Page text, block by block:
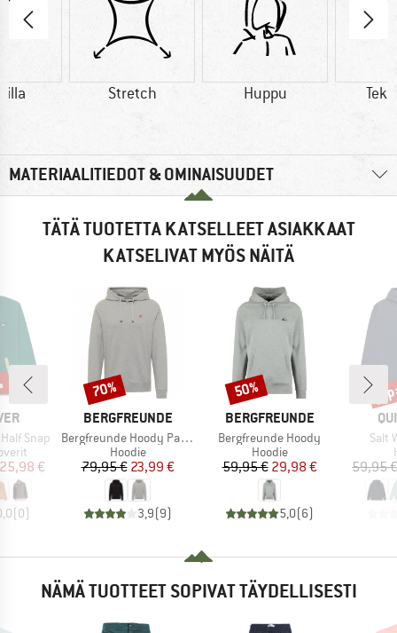
Stretch Huppu
MATERIAALITIEDOT & OMINAISUUDET
TÄTÄ TUOTETTA KATSELLEET ASIAKKAAT
KATSELIVAT MYÖS NÄITÄ
Snap
hinta
€
(0)
MERKKI
BERGFREUNDE
Tuote
Bergfreunde Hoody Patch
Tuoteryhmä
Hoodie
Hinta
79,95 €Alennettu hinta
23,99 €
3,9(9)
Alennus
70%
MERKKI
BERGFREUNDE
Tuote
Bergfreunde Hoody
Tuoteryhmä
Hoodie
Hinta
59,95 €Alennettu hinta
29,98 €
5,0(6)
Alennus
50%
Tuote
Salt
59,95 €
NÄMÄ TUOTTEET SOPIVAT TÄYDELLISESTI